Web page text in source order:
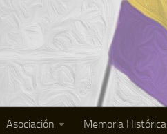
Asociación Memoria Histórica